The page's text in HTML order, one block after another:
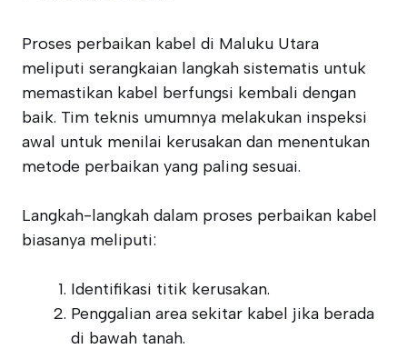
Proses perbaikan kabel di Maluku Utara
meliputi serangkaian langkah sistematis untuk
memastikan kabel berfungsi kembali dengan
baik. Tim teknis umumnya melakukan inspeksi
awal untuk menilai kerusakan dan menentukan
metode perbaikan yang paling sesuai.
Langkah-langkah dalam proses perbaikan kabel
biasanya meliputi:
Identifikasi titik kerusakan.
Penggalian area sekitar kabel jika berada
di bawah tanah.